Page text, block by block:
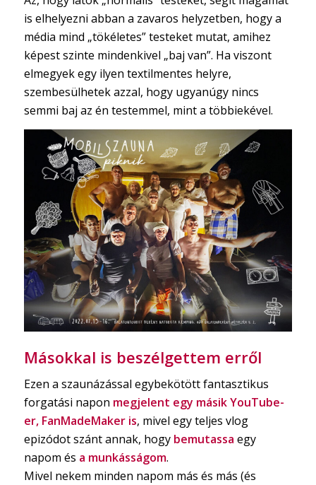
is elhelyezni abban a zavaros helyzetben, hogy a
média mind „tökéletes” testeket mutat, amihez
képest szinte mindenkivel „baj van”. Ha viszont
elmegyek egy ilyen textilmentes helyre,
szembesülhetek azzal, hogy ugyanúgy nincs
semmi baj az én testemmel, mint a többiekével.
Másokkal is beszélgettem erről
Ezen a szaunázással egybekötött fantasztikus
forgatási napon megjelent egy másik YouTube-
er, FanMadeMaker is, mivel egy teljes vlog
epizódot szánt annak, hogy bemutassa egy
napom és a munkásságom.
Mivel nekem minden napom más és más (és